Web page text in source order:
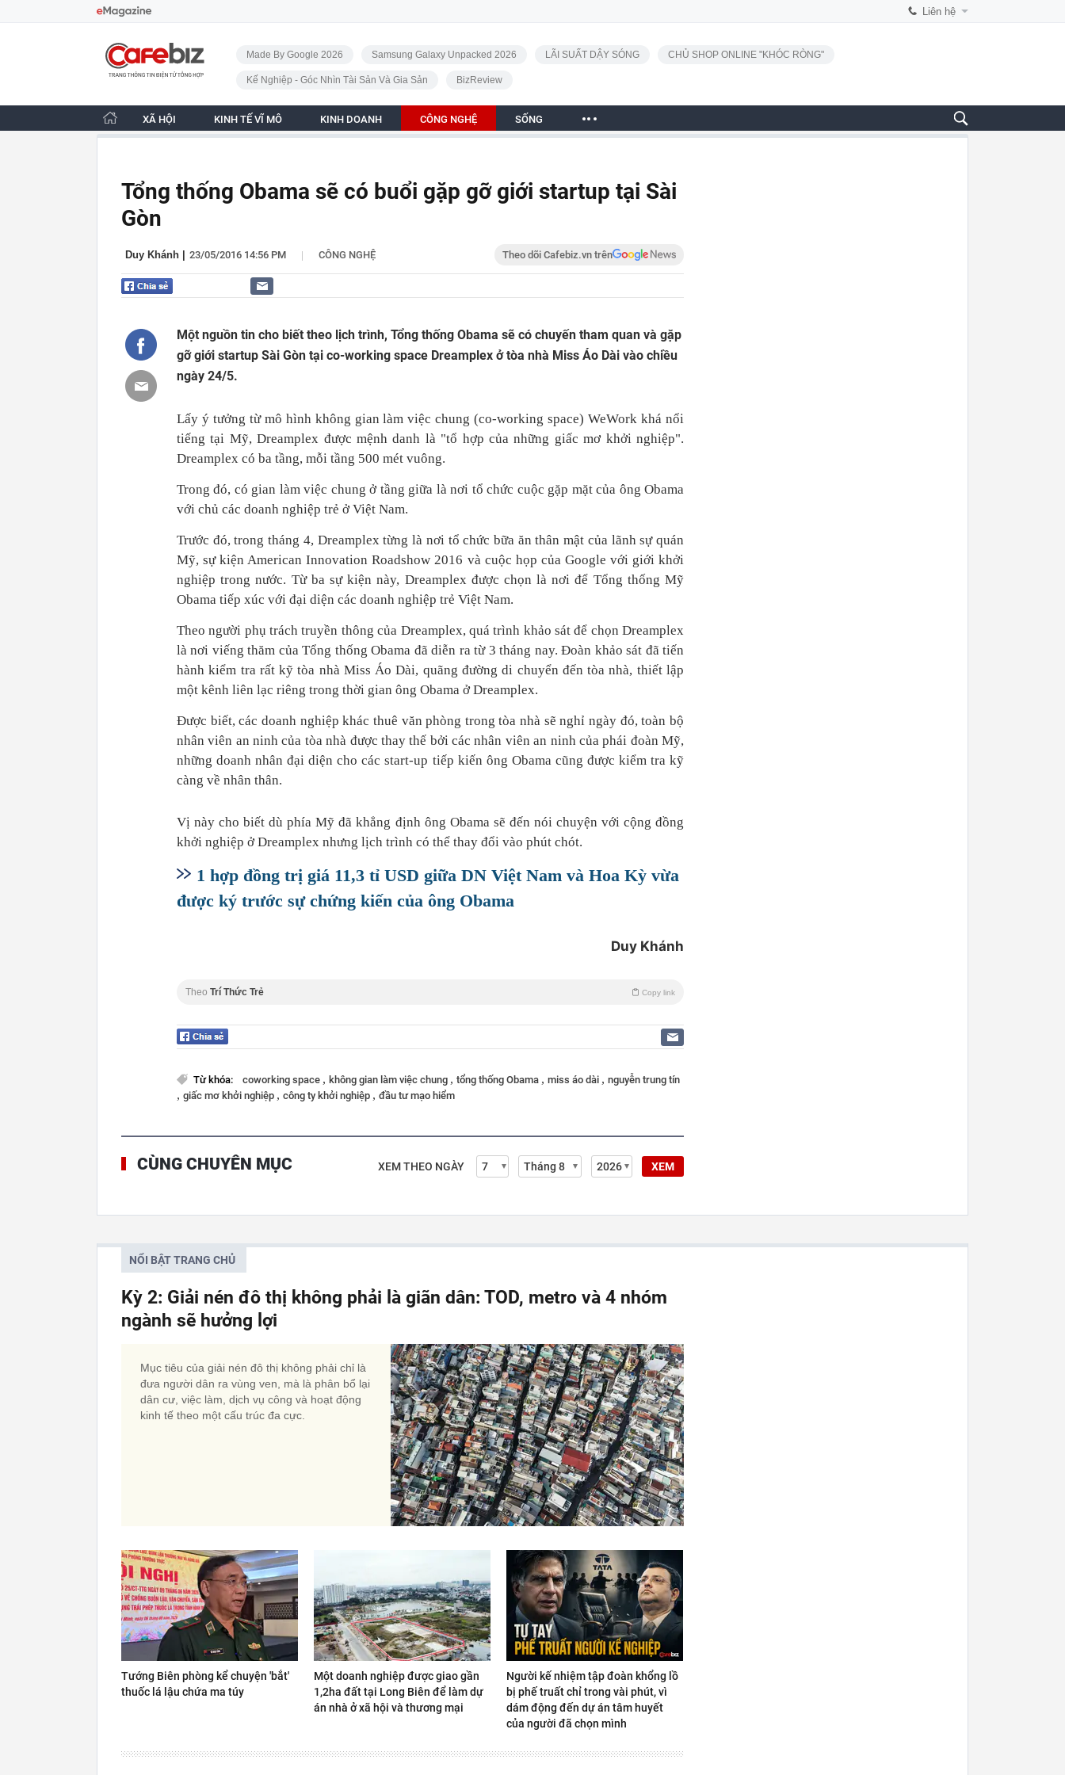
Liên hệ
CafeBiz - Trang chủ
Made By Google 2026 Samsung Galaxy Unpacked 2026 LÃI SUẤT DẬY SÓNG CHỦ SHOP ONLINE "KHÓC RÒNG"
Kế Nghiệp - Góc Nhìn Tài Sản Và Gia Sản BizReview
XÃ HỘI KINH TẾ VĨ MÔ KINH DOANH CÔNG NGHỆ SỐNG
Tổng thống Obama sẽ có buổi gặp gỡ giới startup tại Sài
Gòn
Duy Khánh 23/05/2016 14:56 PM | CÔNG NGHỆ Theo dõi Cafebiz.vn trên
Một nguồn tin cho biết theo lịch trình, Tổng thống Obama sẽ có chuyến tham quan và gặp
gỡ giới startup Sài Gòn tại co-working space Dreamplex ở tòa nhà Miss Áo Dài vào chiều
ngày 24/5.
Lấy ý tưởng từ mô hình không gian làm việc chung (co-working space) WeWork khá nổi
tiếng tại Mỹ, Dreamplex được mệnh danh là "tổ hợp của những giấc mơ khởi nghiệp".
Dreamplex có ba tầng, mỗi tầng 500 mét vuông.
Trong đó, có gian làm việc chung ở tầng giữa là nơi tổ chức cuộc gặp mặt của ông Obama
với chủ các doanh nghiệp trẻ ở Việt Nam.
Trước đó, trong tháng 4, Dreamplex từng là nơi tổ chức bữa ăn thân mật của lãnh sự quán
Mỹ, sự kiện American Innovation Roadshow 2016 và cuộc họp của Google với giới khởi
nghiệp trong nước. Từ ba sự kiện này, Dreamplex được chọn là nơi để Tổng thống Mỹ
Obama tiếp xúc với đại diện các doanh nghiệp trẻ Việt Nam.
Theo người phụ trách truyền thông của Dreamplex, quá trình khảo sát để chọn Dreamplex
là nơi viếng thăm của Tổng thống Obama đã diễn ra từ 3 tháng nay. Đoàn khảo sát đã tiến
hành kiểm tra rất kỹ tòa nhà Miss Áo Dài, quãng đường di chuyển đến tòa nhà, thiết lập
một kênh liên lạc riêng trong thời gian ông Obama ở Dreamplex.
Được biết, các doanh nghiệp khác thuê văn phòng trong tòa nhà sẽ nghỉ ngày đó, toàn bộ
nhân viên an ninh của tòa nhà được thay thế bởi các nhân viên an ninh của phái đoàn Mỹ,
những doanh nhân đại diện cho các start-up tiếp kiến ông Obama cũng được kiểm tra kỹ
càng về nhân thân.
Vị này cho biết dù phía Mỹ đã khẳng định ông Obama sẽ đến nói chuyện với cộng đồng
khởi nghiệp ở Dreamplex nhưng lịch trình có thể thay đổi vào phút chót.
1 hợp đồng trị giá 11,3 tỉ USD giữa DN Việt Nam và Hoa Kỳ vừa
được ký trước sự chứng kiến của ông Obama
Duy Khánh
Theo Trí Thức Trẻ Copy link
Từ khóa: coworking space , không gian làm việc chung , tổng thống Obama , miss áo dài , nguyễn trung tín
, giấc mơ khởi nghiệp , công ty khởi nghiệp , đầu tư mạo hiểm
CÙNG CHUYÊN MỤC XEM THEO NGÀY XEM
NỔI BẬT TRANG CHỦ
Kỳ 2: Giải nén đô thị không phải là giãn dân: TOD, metro và 4 nhóm
ngành sẽ hưởng lợi
Mục tiêu của giải nén đô thị không phải chỉ là
đưa người dân ra vùng ven, mà là phân bổ lại
dân cư, việc làm, dịch vụ công và hoạt động
kinh tế theo một cấu trúc đa cực.
Tướng Biên phòng kể chuyện 'bắt'
thuốc lá lậu chứa ma túy
Một doanh nghiệp được giao gần
1,2ha đất tại Long Biên để làm dự
án nhà ở xã hội và thương mại
Người kế nhiệm tập đoàn khổng lồ
bị phế truất chỉ trong vài phút, vì
dám động đến dự án tâm huyết
của người đã chọn mình